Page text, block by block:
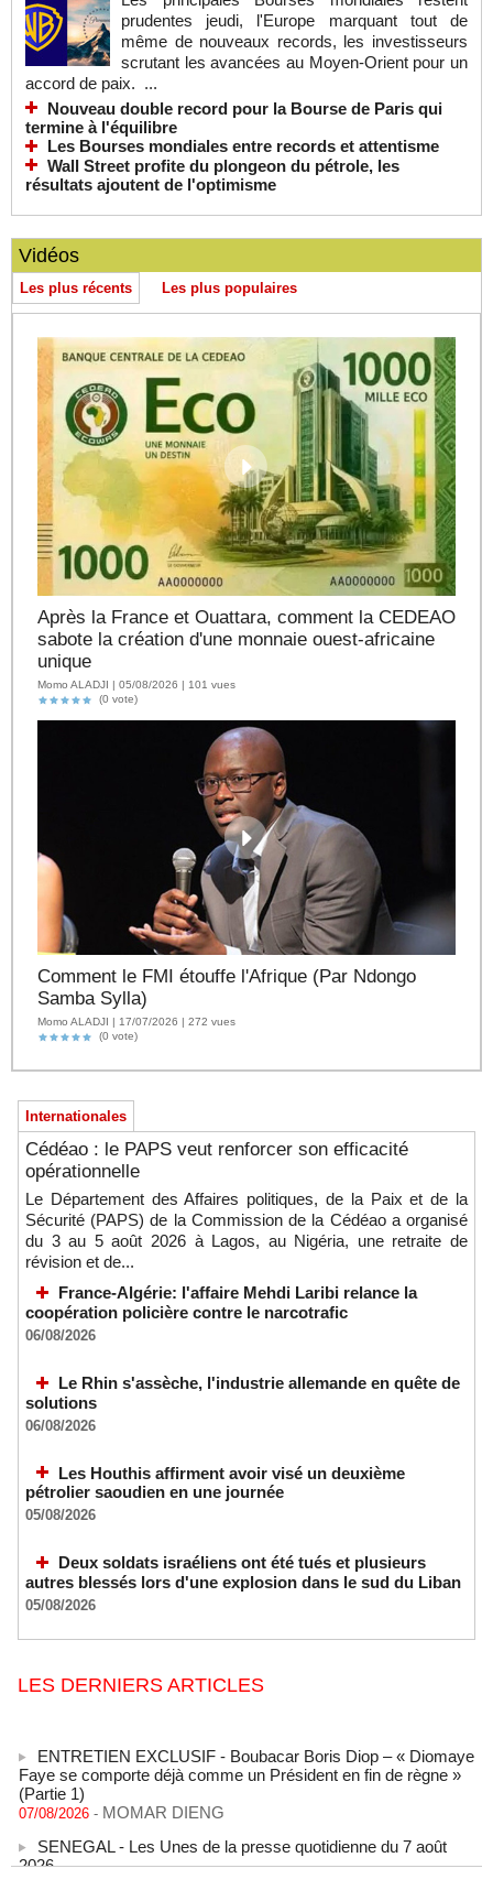
prudentes jeudi, l'Europe marquant tout de
même de nouveaux records, les investisseurs
scrutant les avancées au Moyen-Orient pour un
accord de paix. ...
Nouveau double record pour la Bourse de Paris qui
termine à l'équilibre
Les Bourses mondiales entre records et attentisme
Wall Street profite du plongeon du pétrole, les
résultats ajoutent de l'optimisme
Vidéos
Les plus récents Les plus populaires
Après la France et Ouattara, comment la CEDEAO
sabote la création d'une monnaie ouest-africaine
unique
Momo ALADJI | 05/08/2026 | 101 vues
(0 vote)
Comment le FMI étouffe l'Afrique (Par Ndongo
Samba Sylla)
Momo ALADJI | 17/07/2026 | 272 vues
(0 vote)
Internationales
Cédéao : le PAPS veut renforcer son efficacité
opérationnelle
Le Département des Affaires politiques, de la Paix et de la
Sécurité (PAPS) de la Commission de la Cédéao a organisé
du 3 au 5 août 2026 à Lagos, au Nigéria, une retraite de
révision et de...
France-Algérie: l'affaire Mehdi Laribi relance la
coopération policière contre le narcotrafic
06/08/2026
Le Rhin s'assèche, l'industrie allemande en quête de
solutions
06/08/2026
Les Houthis affirment avoir visé un deuxième
pétrolier saoudien en une journée
05/08/2026
Deux soldats israéliens ont été tués et plusieurs
autres blessés lors d'une explosion dans le sud du Liban
05/08/2026
LES DERNIERS ARTICLES
Faye se comporte déjà comme un Président en fin de règne »
(Partie 1)
07/08/2026
2026
07/08/2026 -MOMO ALADJI